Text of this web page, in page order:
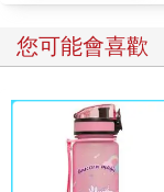
您可能會喜歡